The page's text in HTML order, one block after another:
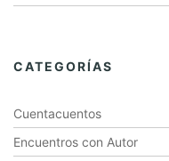
CATEGORÍAS
Cuentacuentos
Encuentros con Autor